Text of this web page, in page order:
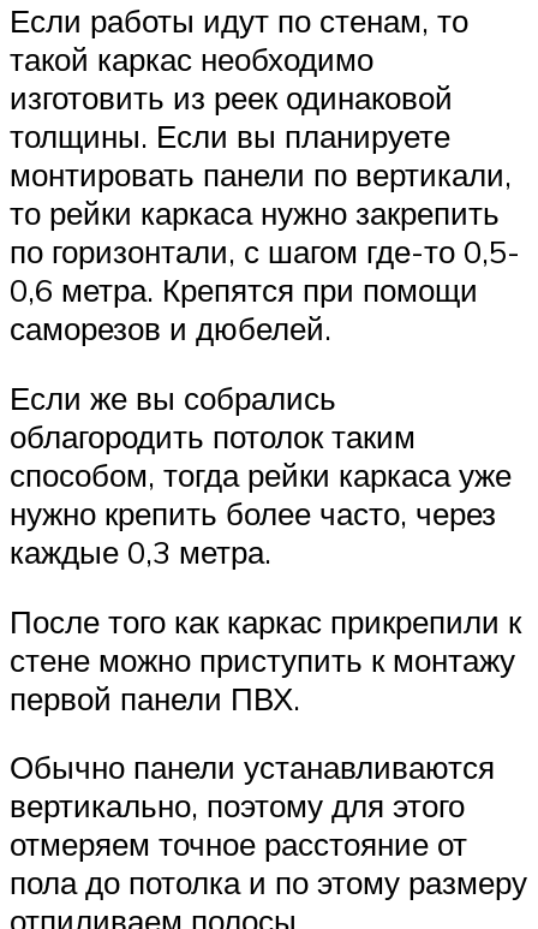
Если работы идут по стенам, то
такой каркас необходимо
изготовить из реек одинаковой
толщины. Если вы планируете
монтировать панели по вертикали,
то рейки каркаса нужно закрепить
по горизонтали, с шагом где-то 0,5-
0,6 метра. Крепятся при помощи
саморезов и дюбелей.
Если же вы собрались
облагородить потолок таким
способом, тогда рейки каркаса уже
нужно крепить более часто, через
каждые 0,3 метра.
После того как каркас прикрепили к
стене можно приступить к монтажу
первой панели ПВХ.
Обычно панели устанавливаются
вертикально, поэтому для этого
отмеряем точное расстояние от
пола до потолка и по этому размеру
отпиливаем полосы.